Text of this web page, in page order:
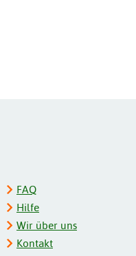
FAQ
Hilfe
Wir über uns
Kontakt